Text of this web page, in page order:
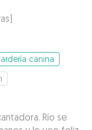
)
canina
Río se